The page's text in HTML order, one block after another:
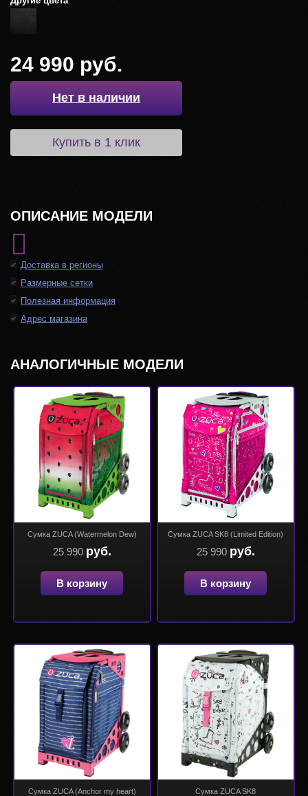
24 990 руб.
Нет в наличии
Купить в 1 клик
ОПИСАНИЕ МОДЕЛИ
Доставка в регионы
Размерные сетки
Полезная информация
Адрес магазина
АНАЛОГИЧНЫЕ МОДЕЛИ
Сумка ZUCA (Watermelon Dew)
25 990 руб.
В корзину
Сумка ZUCA SK8 (Limited Edition)
25 990 руб.
В корзину
Сумка ZUCA (Anchor my heart) Сумка ZUCA SK8